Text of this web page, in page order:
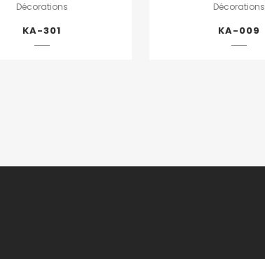
Décorations
KA-301
Décorations
KA-009